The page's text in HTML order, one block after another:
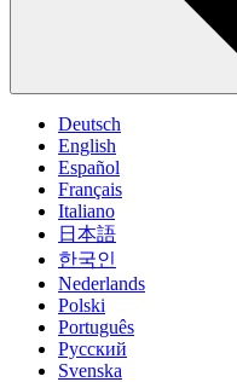
Deutsch
English
Español
Français
Italiano
日本語
한국인
Nederlands
Polski
Português
Pусский
Svenska